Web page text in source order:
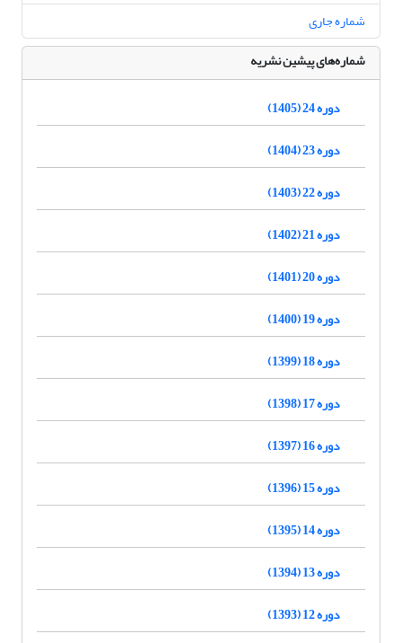
شماره جاری
شماره‌های پیشین نشریه
دوره 24 (1405)
دوره 23 (1404)
دوره 22 (1403)
دوره 21 (1402)
دوره 20 (1401)
دوره 19 (1400)
دوره 18 (1399)
دوره 17 (1398)
دوره 16 (1397)
دوره 15 (1396)
دوره 14 (1395)
دوره 13 (1394)
دوره 12 (1393)